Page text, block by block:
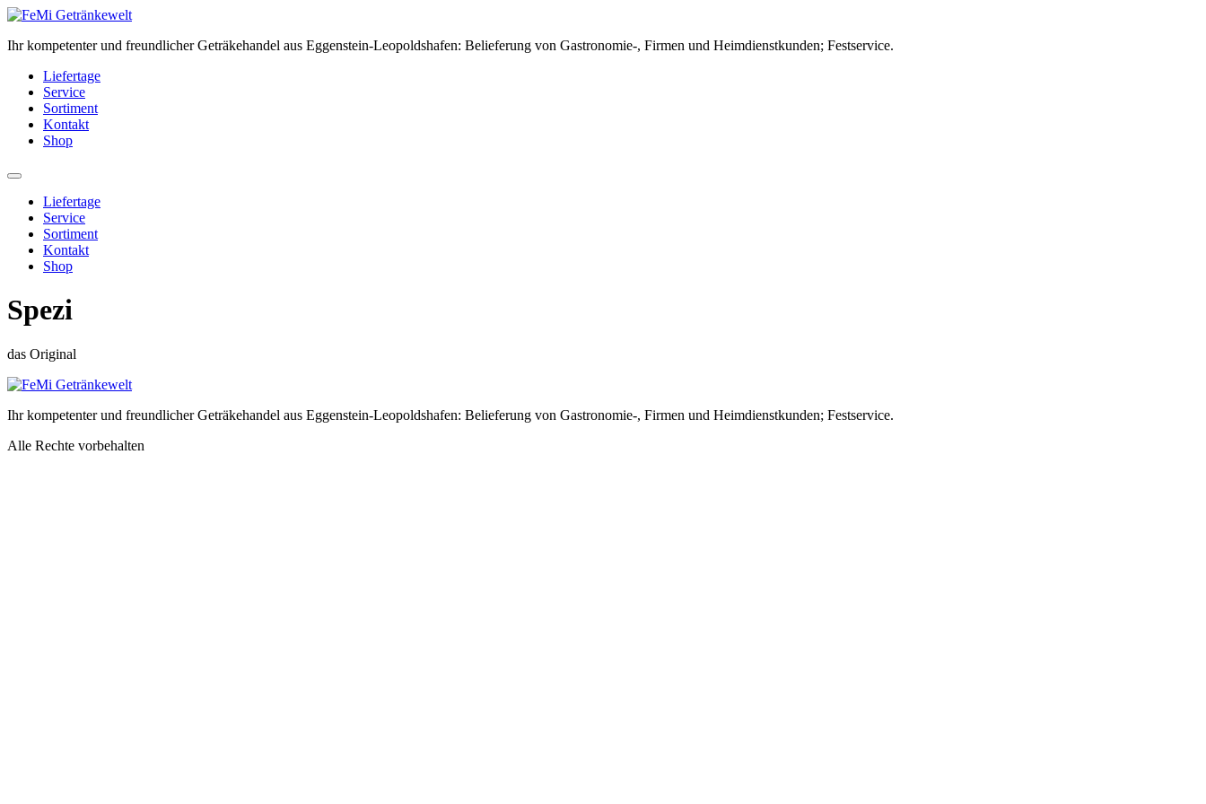
Zum
springen
Ihr kompetenter und freundlicher Geträkehandel aus Eggenstein-Leopoldshafen: Belieferung von Gastronomie-, Firmen und Heimdienstkunden; Festservice.
Liefertage
Service
Sortiment
Kontakt
Shop
Liefertage
Service
Sortiment
Kontakt
Shop
Spezi
das Original
Ihr kompetenter und freundlicher Geträkehandel aus Eggenstein-Leopoldshafen: Belieferung von Gastronomie-, Firmen und Heimdienstkunden; Festservice.
Alle Rechte vorbehalten